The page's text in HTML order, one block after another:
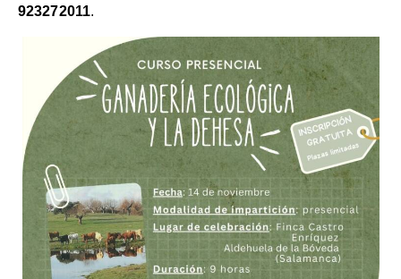
923272011.